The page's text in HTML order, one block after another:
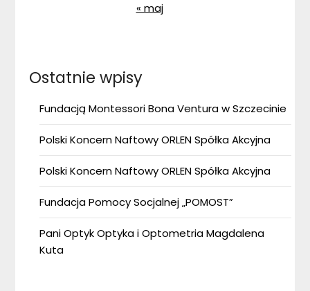
« maj
Ostatnie wpisy
Fundacją Montessori Bona Ventura w Szczecinie
Polski Koncern Naftowy ORLEN Spółka Akcyjna
Polski Koncern Naftowy ORLEN Spółka Akcyjna
Fundacja Pomocy Socjalnej „POMOST”
Pani Optyk Optyka i Optometria Magdalena
Kuta